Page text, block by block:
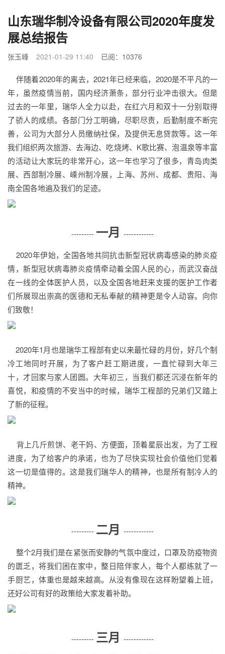
山东瑞华制冷设备有限公司2020年度发
展总结报告
张玉峰 2021-01-29 11:40 已阅：10376
伴随着2020年的离去，2021年已经来临，2020是不平凡的一
年，虽然疫情当前，国内经济萧条，部分行业冲击很大。但是
过去的一年里，瑞华人全力以赴，在红六月和双十一分别取得
了骄人的成绩。各部门分工明确，尽职尽责，后勤制度不断完
善，公司为大部分人员缴纳社保，及提供无息贷款等。这一年
我们组织两次旅游、去海边、吃烧烤、K歌比赛、泡温泉等丰富
的活动让大家玩的非常开心，这一年也学习了很多，青岛肉类
展、西部制冷展、嵊州制冷展，上海、苏州、成都、贵阳、海
南全国各地遍及我们的足迹。
--------- 一月 ------------
2020年伊始，全国各地共同抗击新型冠状病毒感染的肺炎疫
情，新型冠状病毒肺炎疫情牵动着全国人民的心，而武汉奋战
在一线的全体医护人员，以及全国各地赶来支援的医护工作者
们所展现出崇高的医德和无私奉献的精神更是令人动容。向你
们致敬！
2020年1月也是瑞华工程部有史以来最忙碌的月份，好几个制
冷工地同时开展，为了客户赶工期进度，一直忙碌到大年三
十，才回家与家人团圆。大年初三，当我们都还沉浸在新年的
喜悦，和疫情的不安当中的时候，瑞华工程部的兄弟们又踏上
了新的征程。
背上几斤煎饼、老干妈、方便面，顶着星辰出发，为了工程
进度，为了给客户的承诺，也为了尽快实现社会价值他们觉着
这一切是值得的。这是我们瑞华人的精神，也是所有制冷人的
精神。
--------- 二月 ------------
整个2月我们是在紧张而安静的气氛中度过，口罩及防疫物资
的匮乏，将我们困在家中，整日陪伴家人，每个人都练就了一
手厨艺，体重也是越来越高。从没有像现在这样盼望着上班，
还好公司有好的政策给大家发着补助。
--------- 三月 ------------